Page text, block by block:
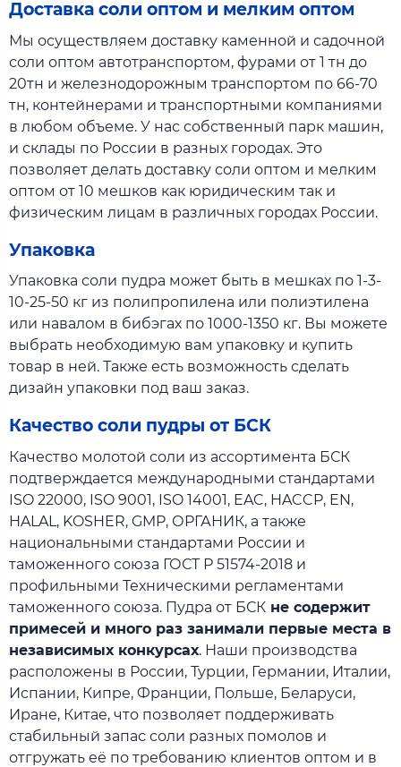
Доставка соли оптом и мелким оптом
Мы осуществляем доставку каменной и садочной
соли оптом автотранспортом, фурами от 1 тн до
20тн и железнодорожным транспортом по 66-70
тн, контейнерами и транспортными компаниями
в любом объеме. У нас собственный парк машин,
и склады по России в разных городах. Это
позволяет делать доставку соли оптом и мелким
оптом от 10 мешков как юридическим так и
физическим лицам в различных городах России.
Упаковка
Упаковка соли пудра может быть в мешках по 1-3-
10-25-50 кг из полипропилена или полиэтилена
или навалом в бибэгах по 1000-1350 кг. Вы можете
выбрать необходимую вам упаковку и купить
товар в ней. Также есть возможность сделать
дизайн упаковки под ваш заказ.
Качество соли пудры от БСК
Качество молотой соли из ассортимента БСК
подтверждается международными стандартами
ISO 22000, ISO 9001, ISO 14001, EAC, HACCP, EN,
HALAL, KOSHER, GMP, ОРГАНИК, а также
национальными стандартами России и
таможенного союза ГОСТ Р 51574-2018 и
профильными Техническими регламентами
таможенного союза. Пудра от БСК не содержит
примесей и много раз занимали первые места в
независимых конкурсах. Наши производства
расположены в России, Турции, Германии, Италии,
Испании, Кипре, Франции, Польше, Беларуси,
Иране, Китае, что позволяет поддерживать
стабильный запас соли разных помолов и
отгружать её по требованию клиентов оптом и в